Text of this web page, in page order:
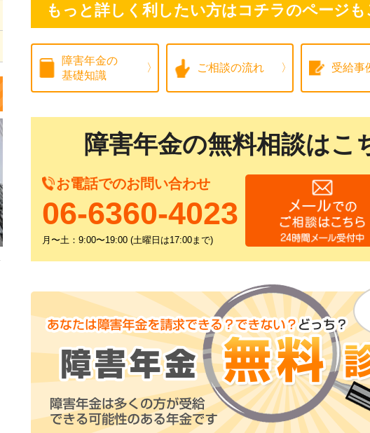
もっと詳しく利したい方はコチラのページ
障害年金の
基礎知識
ご相談の流れ 受給事
障害年金の無料相談はこ
お電話でのお問い合わせ
06-6360-4023
月〜土：9:00〜19:00 (土曜日は17:00まで)